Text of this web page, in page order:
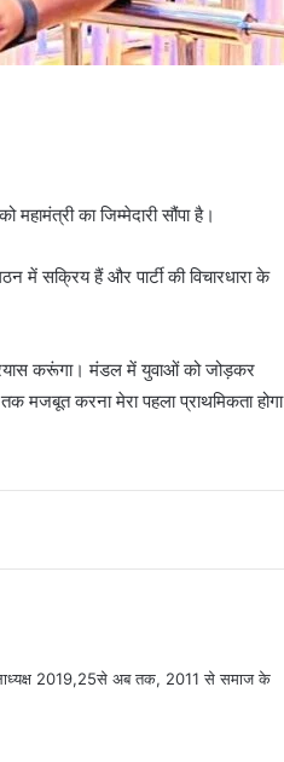
का जिम्मेदारी सौंपा है।
में सक्रिय हैं और पार्टी की विचारधारा के
करूंगा। मंडल में युवाओं को जोड़कर
मजबूत करना मेरा पहला प्राथमिकता होगा
2019,25से अब तक, 2011 से समाज के